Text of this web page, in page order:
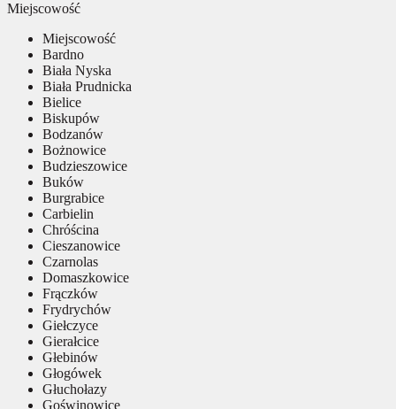
Miejscowość
Miejscowość
Bardno
Biała Nyska
Biała Prudnicka
Bielice
Biskupów
Bodzanów
Bożnowice
Budzieszowice
Buków
Burgrabice
Carbielin
Chróścina
Cieszanowice
Czarnolas
Domaszkowice
Frączków
Frydrychów
Giełczyce
Gierałcice
Głebinów
Głogówek
Głuchołazy
Goświnowice